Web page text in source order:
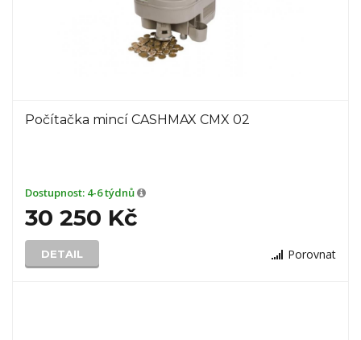
Počítačka mincí CASHMAX CMX 02
Dostupnost: 4-6 týdnů
30 250 Kč
DETAIL Porovnat